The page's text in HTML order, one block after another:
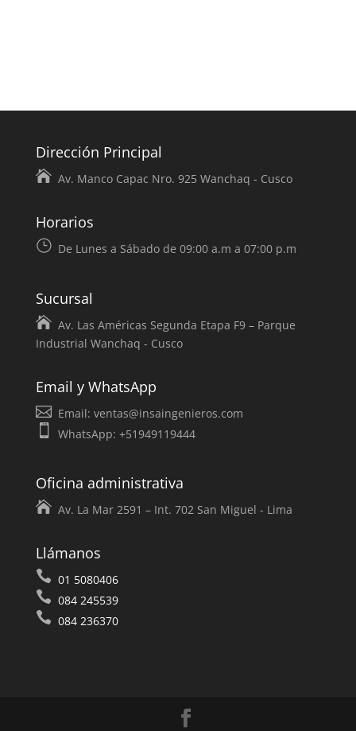
Dirección Principal
Av. Manco Capac Nro. 925 Wanchaq - Cusco
Horarios
De Lunes a Sábado de 09:00 a.m a 07:00 p.m
Sucursal
Av. Las Américas Segunda Etapa F9 – Parque
Industrial Wanchaq - Cusco
Email y WhatsApp
Email: ventas@insaingenieros.com
WhatsApp: +51949119444
Oficina administrativa
Av. La Mar 2591 – Int. 702 San Miguel - Lima
Llámanos
01 5080406
084 245539
084 236370